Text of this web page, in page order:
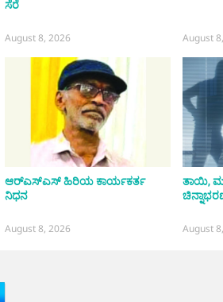
ಸೆರೆ
August 8, 2026 August
ಆರ್‌ಎಸ್‌ಎಸ್ ಹಿರಿಯ ಕಾರ್ಯಕರ್ತ
ನಿಧನ
August 8, 2026
ತಾಯಿ,
August